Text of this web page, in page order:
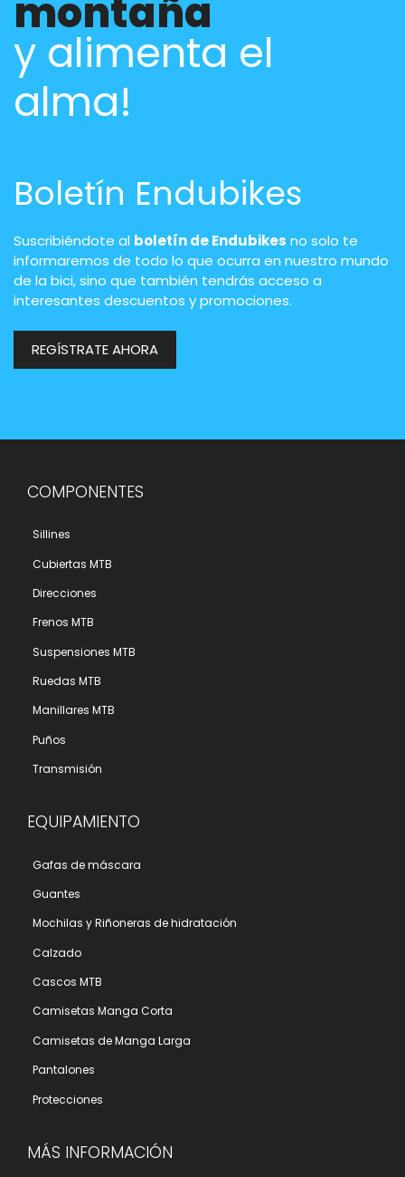
montaña
y alimenta el
alma!
Boletín Endubikes
Suscribiéndote al boletín de Endubikes no solo te
informaremos de todo lo que ocurra en nuestro mundo
de la bici, sino que también tendrás acceso a
interesantes descuentos y promociones.
REGÍSTRATE AHORA
COMPONENTES
Sillines
Cubiertas MTB
Direcciones
Frenos MTB
Suspensiones MTB
Ruedas MTB
Manillares MTB
Puños
Transmisión
EQUIPAMIENTO
Gafas de máscara
Guantes
Mochilas y Riñoneras de hidratación
Calzado
Cascos MTB
Camisetas Manga Corta
Camisetas de Manga Larga
Pantalones
Protecciones
MÁS INFORMACIÓN